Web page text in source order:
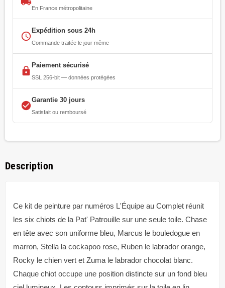
En France métropolitaine
access_time
Expédition sous 24h
Commande traitée le jour même
lock
Paiement sécurisé
SSL 256-bit — données protégées
check_circle
Garantie 30 jours
Satisfait ou remboursé
Description
Ce kit de peinture par numéros L'Équipe au Complet réunit
les six chiots de la Pat' Patrouille sur une seule toile. Chase
en tête avec son uniforme bleu, Marcus le bouledogue en
marron, Stella la cockapoo rose, Ruben le labrador orange,
Rocky le chien vert et Zuma le labrador chocolat blanc.
Chaque chiot occupe une position distincte sur un fond bleu